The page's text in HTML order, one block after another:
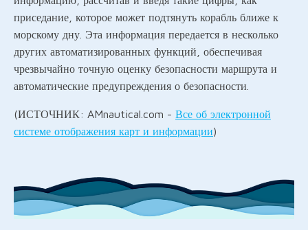
приседание, которое может подтянуть корабль ближе к
морскому дну. Эта информация передается в несколько
других автоматизированных функций, обеспечивая
чрезвычайно точную оценку безопасности маршрута и
автоматические предупреждения о безопасности.
(ИСТОЧНИК: AMnautical.com - Все об электронной
системе отображения карт и информации)